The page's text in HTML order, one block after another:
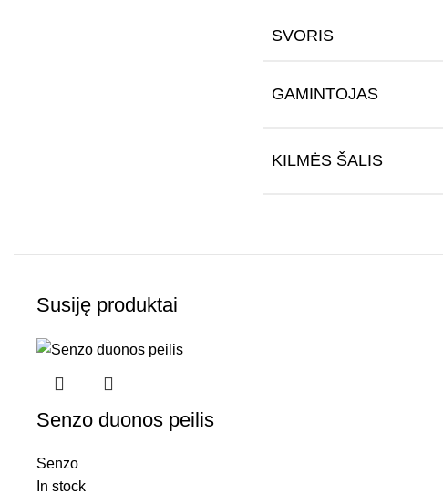
SVORIS
GAMINTOJAS
KILMĖS ŠALIS
Susiję produktai
Senzo duonos peilis
Senzo
In stock